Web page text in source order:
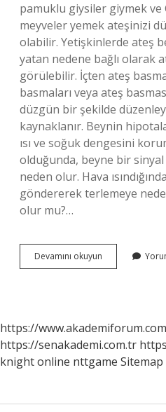
pamuklu giysiler giymek ve
meyveler yemek ateşinizi
olabilir. Yetişkinlerde ateş
yatan nedene bağlı olarak
görülebilir. İçten ateş
basmaları veya ateş
düzgün bir şekilde
kaynaklanır. Beynin
ısı ve soğuk dengesini
olduğunda, beyne bir
neden olur. Hava
göndererek terlemeye
olur mu?…
Devamını okuyun Yetişkinlerde
Iç
https://
https://senakademi.com.tr
knight online nttgame Sitemap